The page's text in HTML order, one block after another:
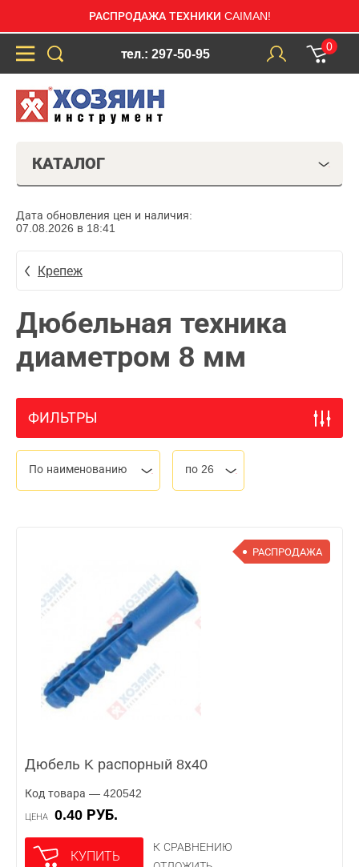
РАСПРОДАЖА ТЕХНИКИ CAIMAN!
тел.: 297-50-95
0
КАТАЛОГ
Дата обновления цен и наличия:
07.08.2026 в 18:41
Крепеж
Дюбельная техника
диаметром 8 мм
ФИЛЬТРЫ
По наименованию по 26
РАСПРОДАЖА
Дюбель K распорный 8х40
Код товара — 420542
ЦЕНА 0.40 РУБ.
КУПИТЬ
К СРАВНЕНИЮ